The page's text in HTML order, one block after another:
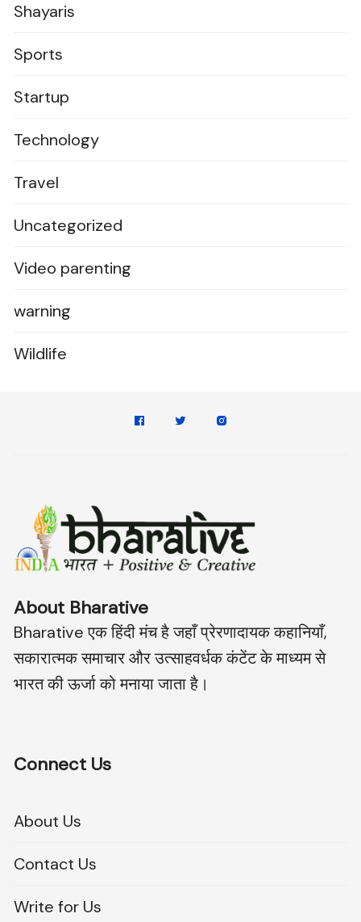
Shayaris
Sports
Startup
Technology
Travel
Uncategorized
Video parenting
warning
Wildlife
About Bharative
Bharative एक हिंदी मंच है जहाँ प्रेरणादायक कहानियाँ,
सकारात्मक समाचार और उत्साहवर्धक कंटेंट के माध्यम से
भारत की ऊर्जा को मनाया जाता है।
Connect Us
About Us
Contact Us
Write for Us